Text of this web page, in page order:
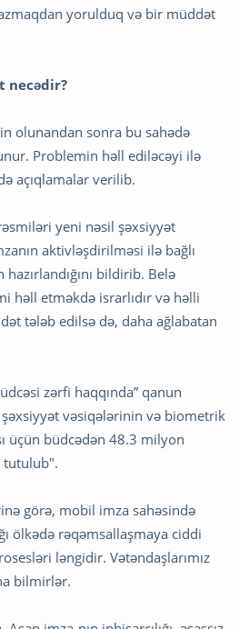
yorulduq və bir müddət
necədir?
olunandan sonra bu sahədə
Problemin həll ediləcəyi ilə
açıqlamalar verilib.
yeni nəsil şəxsiyyət
aktivləşdirilməsi ilə bağlı
bildirib. Belə
həll etməkdə israrlıdır və həlli
tələb edilsə də, daha ağlabatan
zərfi haqqında” qanun
vəsiqələrinin və biometrik
üçün büdcədən 48.3 milyon
tutulub".
görə, mobil imza sahəsində
ölkədə rəqəmsallaşmaya ciddi
ləngidir. Vətəndaşlarımız
bilmirlər.